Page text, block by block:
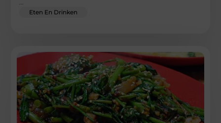
Eten En Drinken